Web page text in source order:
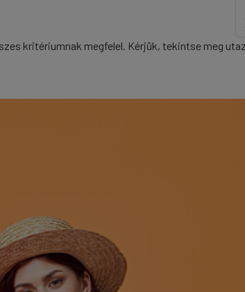
kritériumnak megfelel. Kérjük, tekintse meg